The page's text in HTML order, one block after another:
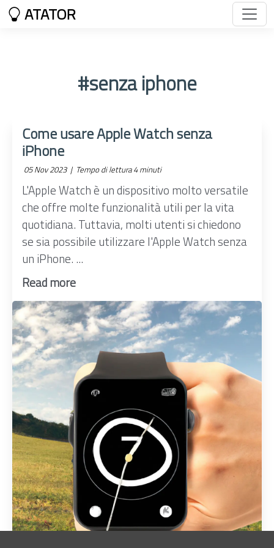
ATATOR
#senza iphone
Come usare Apple Watch senza
iPhone
05 Nov 2023 | Tempo di lettura 4 minuti
L'Apple Watch è un dispositivo molto versatile
che offre molte funzionalità utili per la vita
quotidiana. Tuttavia, molti utenti si chiedono
se sia possibile utilizzare l'Apple Watch senza
un iPhone. ...
Read more